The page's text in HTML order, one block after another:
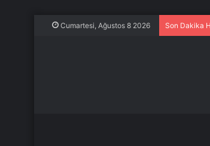
Cumartesi, Ağustos 8 2026 Son Dakika